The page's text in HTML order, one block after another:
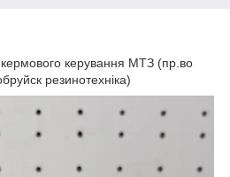
керування МТЗ (пр.во
резинотехніка)